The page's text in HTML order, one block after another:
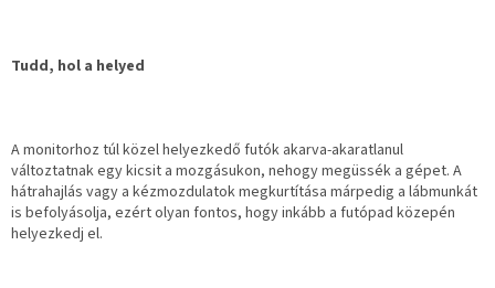
Tudd, hol a helyed
A monitorhoz túl közel helyezkedő futók akarva-akaratlanul
változtatnak egy kicsit a mozgásukon, nehogy megüssék a gépet. A
hátrahajlás vagy a kézmozdulatok megkurtítása márpedig a lábmunkát
is befolyásolja, ezért olyan fontos, hogy inkább a futópad közepén
helyezkedj el.